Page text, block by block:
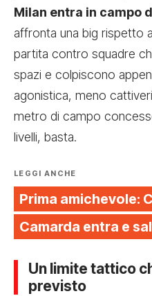
Milan entra in campo
affronta una big rispetto
partita contro squadre
spazi e colpiscono
agonistica, meno
metro di campo
livelli, basta.
LEGGI ANCHE
Prima amichevole:
Camarda entra e
Un limite tattico
previsto